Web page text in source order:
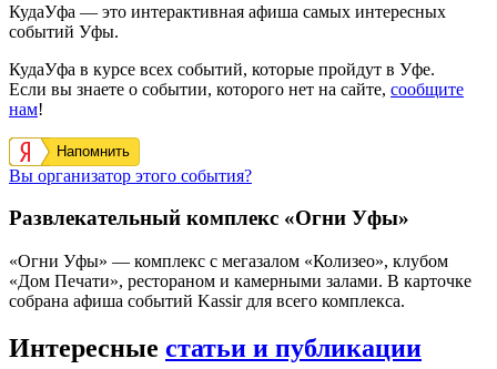
КудаУфа — это интерактивная афиша самых интересных
событий Уфы.
КудаУфа в курсе всех событий, которые пройдут в Уфе.
Если вы знаете о событии, которого нет на сайте, сообщите
нам!
Напомнить
Вы организатор этого события?
Развлекательный комплекс «Огни Уфы»
«Огни Уфы» — комплекс с мегазалом «Колизео», клубом
«Дом Печати», рестораном и камерными залами. В карточке
собрана афиша событий Kassir для всего комплекса.
Интересные статьи и публикации